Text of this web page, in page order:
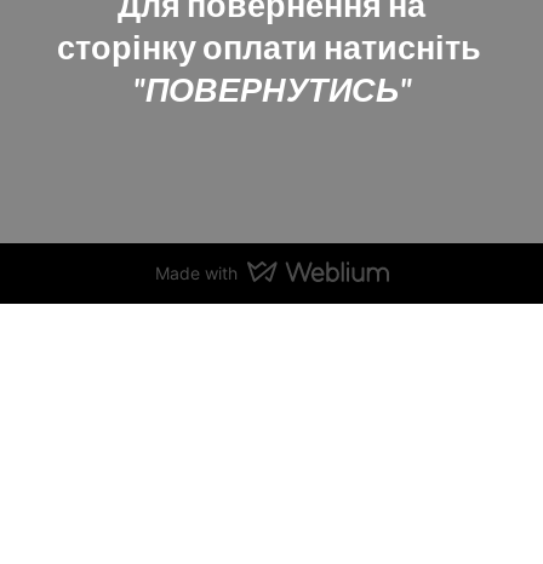
сторінку оплати натисніть
"ПОВЕРНУТИСЬ"
Made with